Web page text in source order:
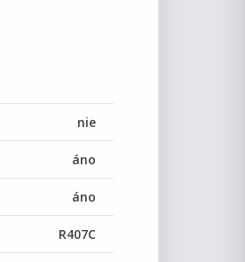
nie
áno
áno
R407C